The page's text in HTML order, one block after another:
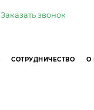
Заказать звонок
СОТРУДНИЧЕСТВО О